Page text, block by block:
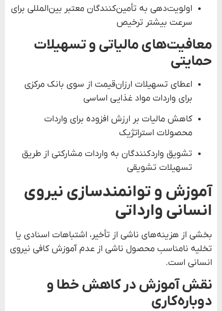
اولویت‌دهی به تأمین‌کنندگان معتبر بین‌المللی برای
سرعت بیشتر ترخیص
معافیت‌های مالیاتی و تسهیلات
حمایتی
اعطای تسهیلات ارزان‌قیمت از سوی بانک مرکزی
برای واردات مواد غذایی اساسی
کاهش مالیات بر ارزش افزوده برای واردات
محصولات استراتژیک
تشویق واردکنندگان به واردات مشارکتی از طریق
تسهیلات تشویقی
آموزش و توانمندسازی نیروی
انسانی وارداتی
بخشی از هزینه‌های ناشی از تأخیر، اشتباهات اسنادی یا
تخلیه نامناسب محصول ناشی از عدم آموزش کافی نیروی
انسانی است.
نقش آموزش در کاهش خطا و
دوباره‌کاری